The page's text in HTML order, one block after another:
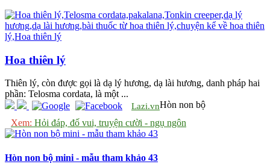
Hoa thiên lý
Thiên lý, còn được gọi là dạ lý hương, dạ lài hương, danh pháp hai
phần: Telosma cordata, là một ...
Lazi.vn
Xem: Hỏi đáp, đố vui, truyện cười - ngụ ngôn
Hòn non bộ
Hòn non bộ mini - mẫu tham khảo 43